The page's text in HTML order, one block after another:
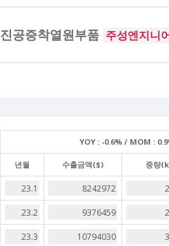
진공증착열원부품 주성엔지니
YOY :-0.6% / MOM :
년월 수출금액($) 중량